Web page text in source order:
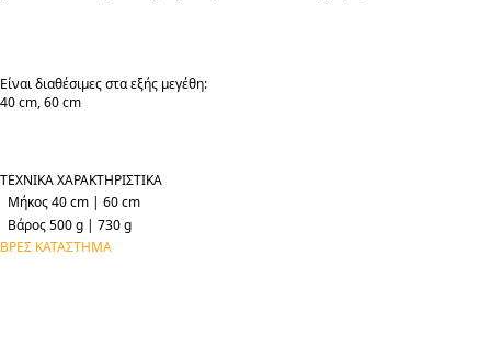
Είναι διαθέσιμες στα εξής μεγέθη:
40 cm, 60 cm
ΤΕΧΝΙΚΑ ΧΑΡΑΚΤΗΡΙΣΤΙΚΑ
Μήκος 40 cm | 60 cm
Βάρος 500 g | 730 g
ΒΡΕΣ ΚΑΤΑΣΤΗΜΑ